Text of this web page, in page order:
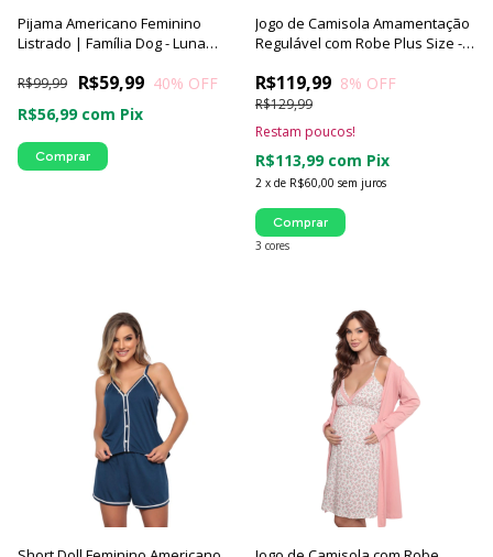
Pijama Americano Feminino
Listrado | Família Dog - Luna
R$59,99
R$99,99 40% OFF
R$56,99 com Pix
Comprar
Jogo de Camisola Amamentação
Regulável com Robe Plus Size -
R$119,99
R$129,99
8% OFF
2 x de R$60,00 sem juros
R$113,99 com Pix
Restam poucos!
3 cores
Comprar